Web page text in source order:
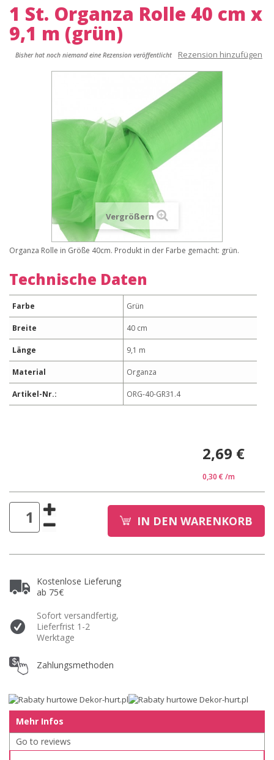
1 St. Organza Rolle 40 cm x
9,1 m (grün)
Bisher hat noch niemand eine Rezension veröffentlicht Rezension hinzufügen
Vergrößern
Organza Rolle in Größe 40cm. Produkt in der Farbe gemacht: grün.
Technische Daten
Farbe Grün
Breite 40 cm
Länge 9,1 m
Material Organza
Artikel-Nr.: ORG-40-GR31.4
2,69 €
0,30 € /m
IN DEN WARENKORB
Kostenlose Lieferung
ab 75€
Sofort versandfertig,
Lieferfrist 1-2
Werktage
Zahlungsmethoden
Mehr Infos
Go to reviews